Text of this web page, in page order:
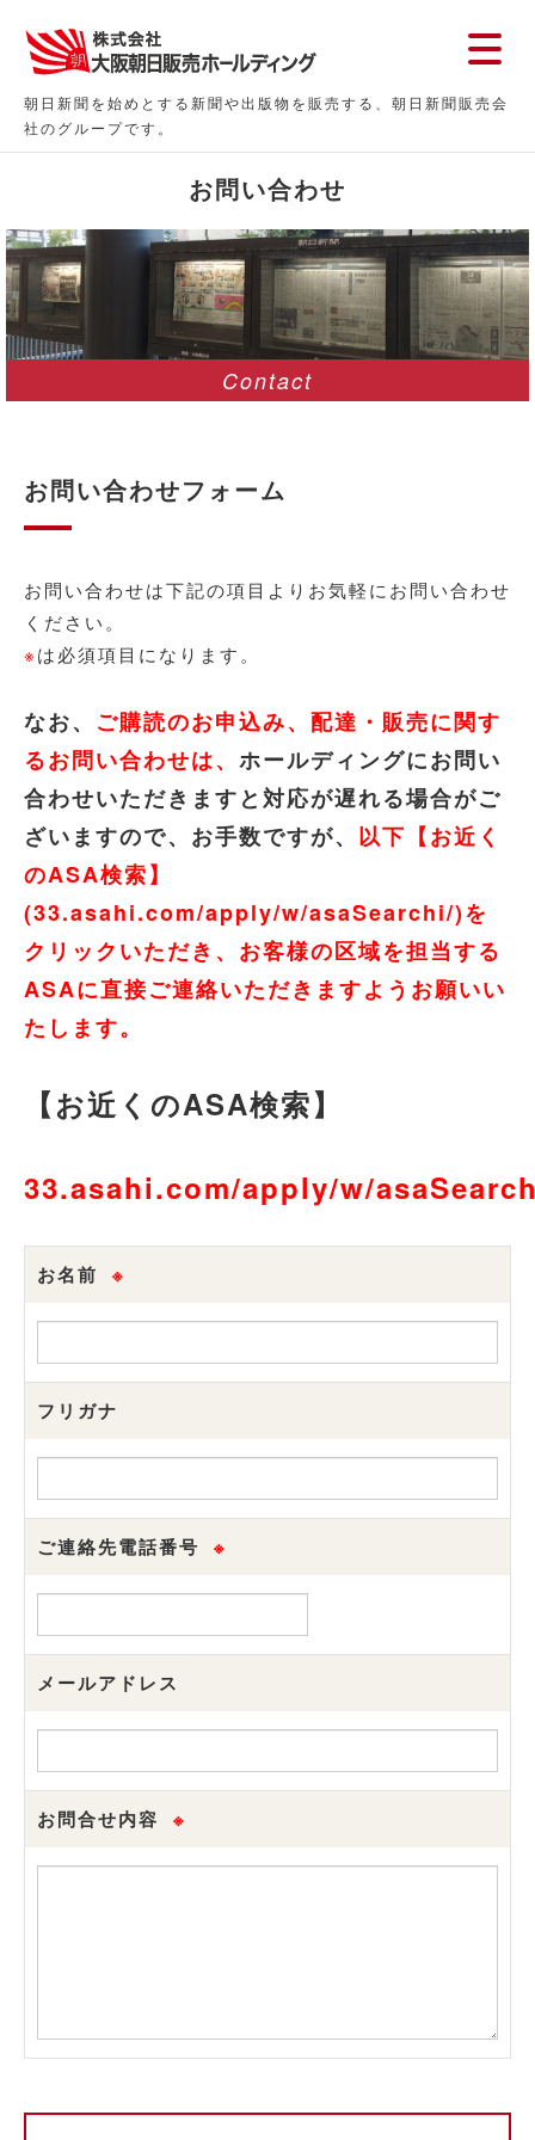
朝日新聞を始めとする新聞や出版物を販売する、朝日新聞販売会
社のグループです。
お問い合わせ
Contact
お問い合わせフォーム
お問い合わせは下記の項目よりお気軽にお問い合わせ
ください。
※は必須項目になります。
なお、 ご購読のお申込み、配達・販売に関す
るお問い合わせは、 ホールディングにお問い
合わせいただきますと対応が遅れる場合がご
ざいますので、お手数ですが、 以下【お近く
のASA検索】
(33.asahi.com/apply/w/asaSearchi/)を
クリックいただき、お客様の区域を担当する
ASAに直接ご連絡いただきますようお願いい
たします。
【お近くのASA検索】
33.asahi.com/apply/w/
お名前 ※
フリガナ
ご連絡先電話番号 ※
メールアドレス
お問合せ内容 ※